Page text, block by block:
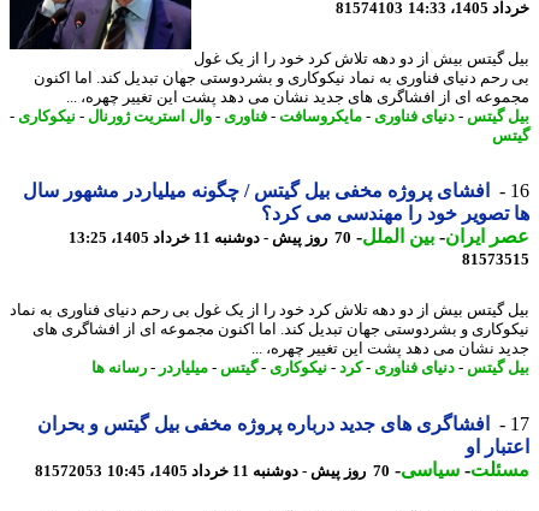
14:33
81574103
گیتس بیش از دو دهه تلاش کرد خود را از یک غول
دنیای فناوری به نماد نیکوکاری و بشردوستی جهان تبدیل کند. اما اکنون
ای از افشاگری های جدید نشان می دهد پشت این تغییر چهره، ...
گیتس-دنیای فناوری- مایکروسافت-فناوری- وال استریت ژورنال-نیکوکاری-
افشای پروژه مخفی بیل گیتس / چگونه میلیاردر مشهور سال
تصویر خود را مهندسی می کرد؟
ایران- بین الملل-70 روز پیش - دوشنبه 11 خرداد 1405، 13:25
گیتس بیش از دو دهه تلاش کرد خود را از یک غول بی رحم دنیای فناوری به نماد
و بشردوستی جهان تبدیل کند. اما اکنون مجموعه ای از افشاگری های
نشان می دهد پشت این تغییر چهره، ...
گیتس-دنیای فناوری- کرد-نیکوکاری- گیتس-میلیاردر- رسانه ها
افشاگری های جدید درباره پروژه مخفی بیل گیتس و بحران
او
-سیاسی-70 روز پیش - دوشنبه 11 خرداد 1405، 10:45 81572053